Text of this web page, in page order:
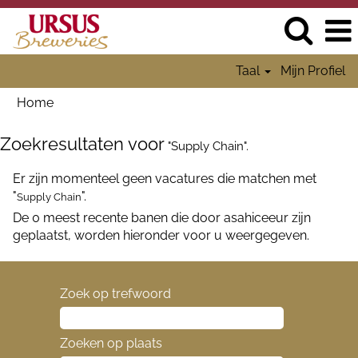
Taal Mijn Profiel
Home
Zoekresultaten voor "Supply Chain".
Er zijn momenteel geen vacatures die matchen met
"Supply Chain".
De 0 meest recente banen die door asahiceeur zijn
geplaatst, worden hieronder voor u weergegeven.
Zoek op trefwoord
Zoeken op plaats